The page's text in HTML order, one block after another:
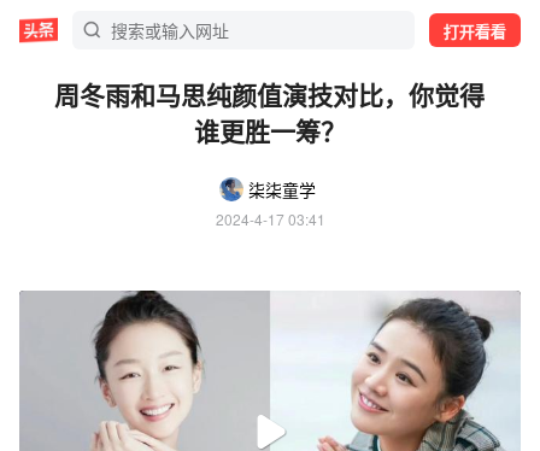
打开看看
周冬雨和马思纯颜值演技对比，你觉得
谁更胜一筹？
柒柒童学
2024-4-17 03:41